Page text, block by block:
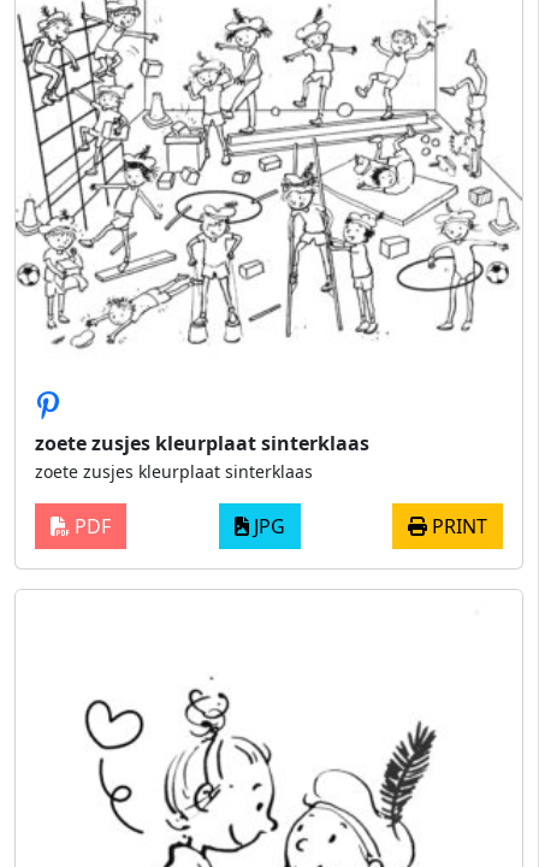
zoete zusjes kleurplaat sinterklaas
zoete zusjes kleurplaat sinterklaas
PDF JPG PRINT